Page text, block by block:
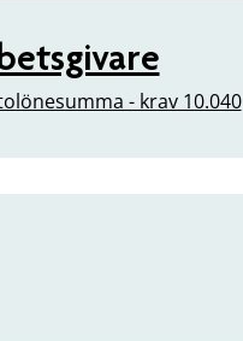
- krav 10.040